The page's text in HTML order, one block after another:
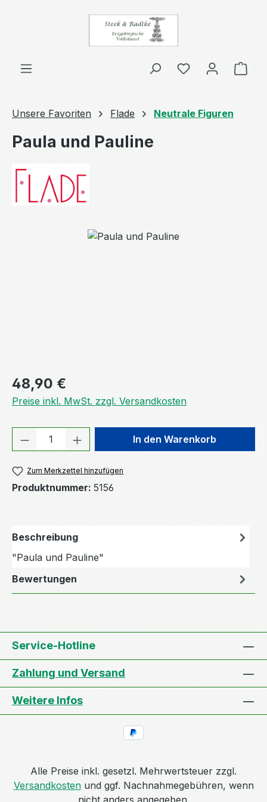
Zum Hauptinhalt springen
Unsere Favoriten Flade Neutrale Figuren
Paula und Pauline
Bildergalerie überspringen
Regulärer Preis:
48,90 €
Preise inkl. MwSt. zzgl. Versandkosten
Produkt Anzahl: Gib denIn den Warenkorb
Zum Merkzettel hinzufügen
Produktnummer: 5156
Beschreibung
"Paula und Pauline"
Bewertungen
Service-Hotline
Zahlung und Versand
Weitere Infos
Alle Preise inkl. gesetzl. Mehrwertsteuer zzgl.
Versandkostenund ggf. Nachnahmegebühren, wenn
nicht anders angegeben.